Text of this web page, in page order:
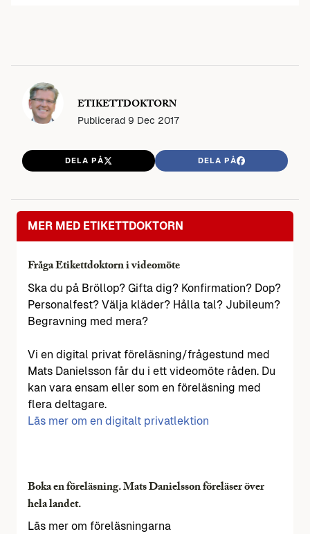
ETIKETTDOKTORN
Publicerad 9 Dec 2017
DELA PÅ DELA PÅ
MER MED ETIKETTDOKTORN
Fråga Etikettdoktorn i videomöte
Ska du på Bröllop? Gifta dig? Konfirmation? Dop?
Personalfest? Välja kläder? Hålla tal? Jubileum?
Begravning med mera?
Vi en digital privat föreläsning/frågestund med
Mats Danielsson får du i ett videomöte råden. Du
kan vara ensam eller som en föreläsning med
flera deltagare.
Läs mer om en digitalt privatlektion
Boka en föreläsning. Mats Danielsson föreläser över
hela landet.
Läs mer om föreläsningarna